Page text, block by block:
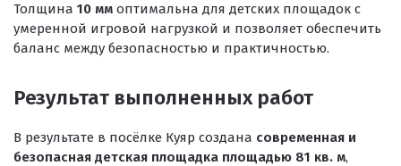
TPV крошка
Оборудование для укладки
Игровое оборудование для площадок
Придомовое оборудование
Толщина 10 мм оптимальна для детских площадок с
умеренной игровой нагрузкой и позволяет обеспечить
баланс между безопасностью и практичностью.
Результат выполненных работ
В результате в посёлке Куяр создана современная и
безопасная детская площадка площадью 81 кв. м,